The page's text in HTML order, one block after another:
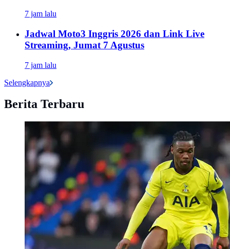
7 jam lalu
Jadwal Moto3 Inggris 2026 dan Link Live
Streaming, Jumat 7 Agustus
7 jam lalu
Selengkapnya
Berita Terbaru